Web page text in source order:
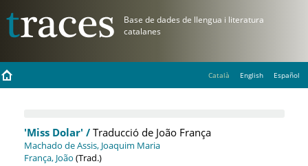
Català English Español
'Miss Dolar' /Traducció de João França
Machado de Assis, Joaquim Maria
França, João (Trad.)